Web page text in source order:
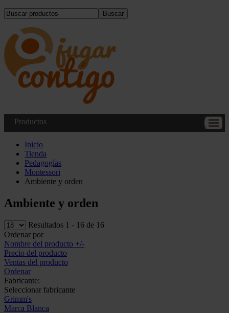
Buscar
Productos
Inicio
Tienda
Pedagogías
Montessori
Ambiente y orden
Ambiente y orden
Resultados 1 - 16 de 16
Ordenar por
Nombre del producto +/-
Precio del producto
Ventas del producto
Ordenar
Fabricante:
Seleccionar fabricante
Grimm's
Marca Blanca